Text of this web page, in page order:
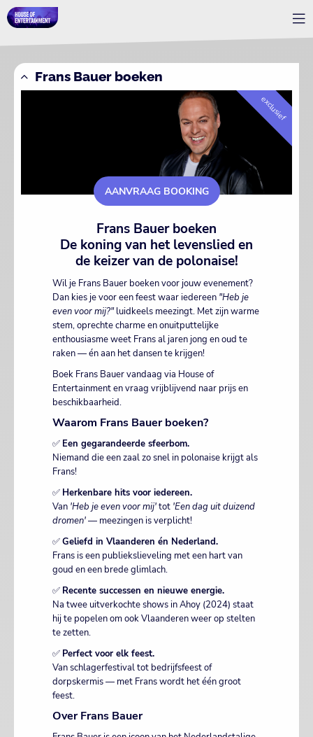
Frans Bauer boeken
exclusief
AANVRAAG BOOKING
Frans Bauer boeken
De koning van het levenslied en
de keizer van de polonaise!
Wil je Frans Bauer boeken voor jouw evenement?
Dan kies je voor een feest waar iedereen "Heb je
even voor mij?"luidkeels meezingt. Met zijn warme
stem, oprechte charme en onuitputtelijke
enthousiasme weet Frans al jaren jong en oud te
raken — én aan het dansen te krijgen!
Boek Frans Bauer vandaag via House of
Entertainment en vraag vrijblijvend naar prijs en
beschikbaarheid.
Waarom Frans Bauer boeken?
✅ Een gegarandeerde sfeerbom.
Niemand die een zaal zo snel in polonaise krijgt als
Frans!
✅ Herkenbare hits voor iedereen.
Van 'Heb je even voor mij'tot 'Een dag uit duizend
dromen'— meezingen is verplicht!
✅Geliefd in Vlaanderen én Nederland.
Frans is een publiekslieveling met een hart van
goud en een brede glimlach.
✅ Recente successen en nieuwe energie.
Na twee uitverkochte shows in Ahoy (2024) staat
hij te popelen om ook Vlaanderen weer op stelten
te zetten.
✅ Perfect voor elk feest.
Van schlagerfestival tot bedrijfsfeest of
dorpskermis — met Frans wordt het één groot
feest.
Over Frans Bauer